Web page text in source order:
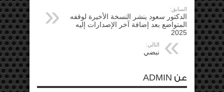
السابق:
الدكتور سعود ينشر النسخة الأخيرة لوقفه
المتواضع بعد إضافة آخر الإصدارات إليه
2025
التالي:
نبضي
عن ADMIN